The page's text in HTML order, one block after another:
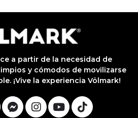
a partir de la necesidad de
y cómodos de movilizarse
¡Vive la experiencia Völmark!